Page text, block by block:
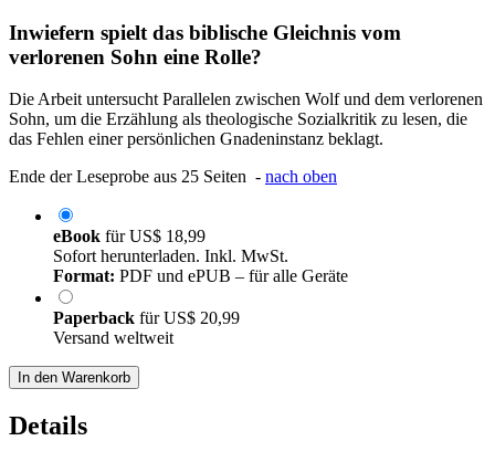
Inwiefern spielt das biblische Gleichnis vom
verlorenen Sohn eine Rolle?
Die Arbeit untersucht Parallelen zwischen Wolf und dem verlorenen
Sohn, um die Erzählung als theologische Sozialkritik zu lesen, die
das Fehlen einer persönlichen Gnadeninstanz beklagt.
Ende der Leseprobe aus 25 Seiten - nach oben
eBook fürUS$ 18,99
Sofort herunterladen. Inkl. MwSt.
Format: PDF und ePUB – für alle Geräte
Paperback fürUS$ 20,99
Versand weltweit
In den Warenkorb
Details